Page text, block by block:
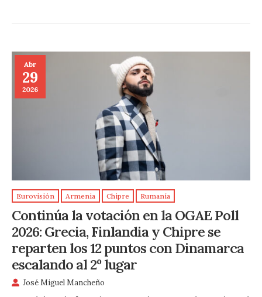
Abr
29
2026
Eurovisión Armenia Chipre Rumanía
Continúa la votación en la OGAE Poll
2026: Grecia, Finlandia y Chipre se
reparten los 12 puntos con Dinamarca
escalando al 2º lugar
José Miguel Mancheño